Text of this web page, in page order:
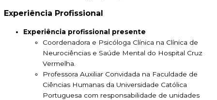
Experiência Profissional
Experiência profissional presente
Coordenadora e Psicóloga Clínica na Clínica de
Neurociências e Saúde Mental do Hospital Cruz
Vermelha.
Professora Auxiliar Convidada na Faculdade de
Ciências Humanas da Universidade Católica
Portuguesa com responsabilidade de unidades